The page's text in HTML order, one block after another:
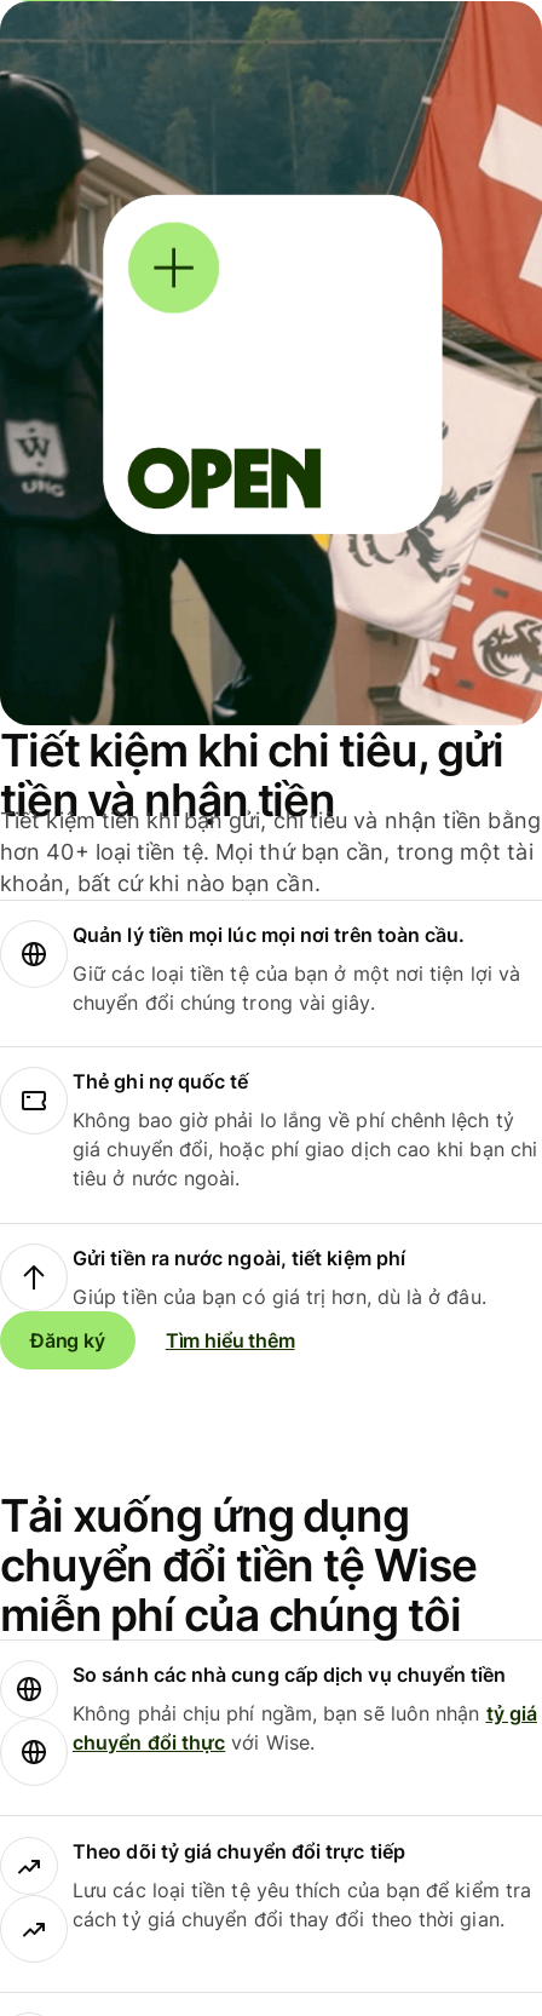
Tiết kiệm khi chi tiêu, gửi
tiền và nhận tiền
Tiết kiệm tiền khi bạn gửi, chi tiêu và nhận tiền bằng
hơn 40+ loại tiền tệ. Mọi thứ bạn cần, trong một tài
khoản, bất cứ khi nào bạn cần.
Quản lý tiền mọi lúc mọi nơi trên toàn cầu.
Giữ các loại tiền tệ của bạn ở một nơi tiện lợi và
chuyển đổi chúng trong vài giây.
Thẻ ghi nợ quốc tế
Không bao giờ phải lo lắng về phí chênh lệch tỷ
giá chuyển đổi, hoặc phí giao dịch cao khi bạn chi
tiêu ở nước ngoài.
Gửi tiền ra nước ngoài, tiết kiệm phí
Giúp tiền của bạn có giá trị hơn, dù là ở đâu.
Đăng ký
Tìm hiểu thêm
Tải xuống ứng dụng
chuyển đổi tiền tệ Wise
miễn phí của chúng tôi
So sánh các nhà cung cấp dịch vụ chuyển tiền
Không phải chịu phí ngầm, bạn sẽ luôn nhận tỷ giá
chuyển đổi thực với Wise.
Theo dõi tỷ giá chuyển đổi trực tiếp
Lưu các loại tiền tệ yêu thích của bạn để kiểm tra
cách tỷ giá chuyển đổi thay đổi theo thời gian.